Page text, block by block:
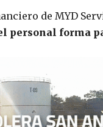
de MYD
personal forma